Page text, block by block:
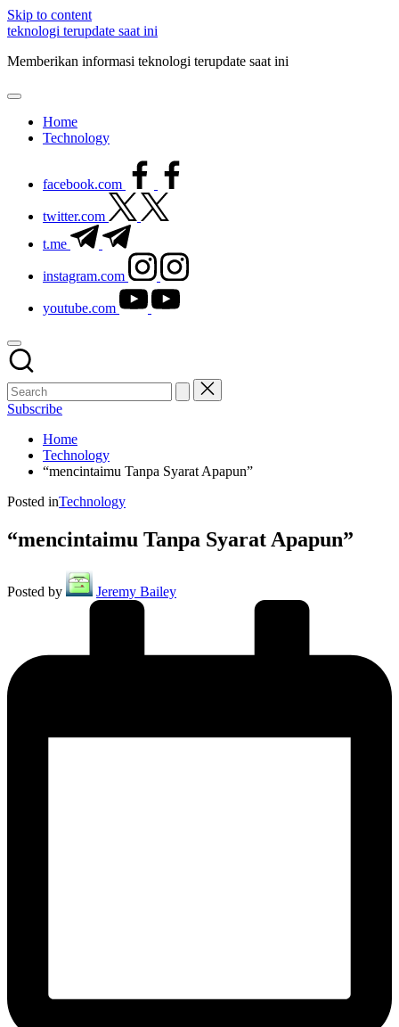
Skip to content
teknologi terupdate saat ini
Memberikan informasi teknologi terupdate saat ini
Home
Technology
facebook.com
twitter.com
t.me
instagram.com
youtube.com
Subscribe
Home
Technology
“mencintaimu Tanpa Syarat Apapun”
Posted inTechnology
“mencintaimu Tanpa Syarat Apapun”
Posted by Jeremy Bailey